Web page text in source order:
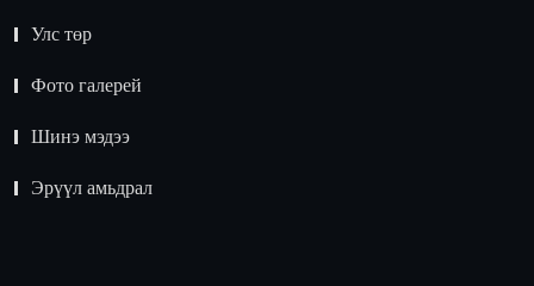
Улс төр
Фото галерей
Шинэ мэдээ
Эрүүл амьдрал